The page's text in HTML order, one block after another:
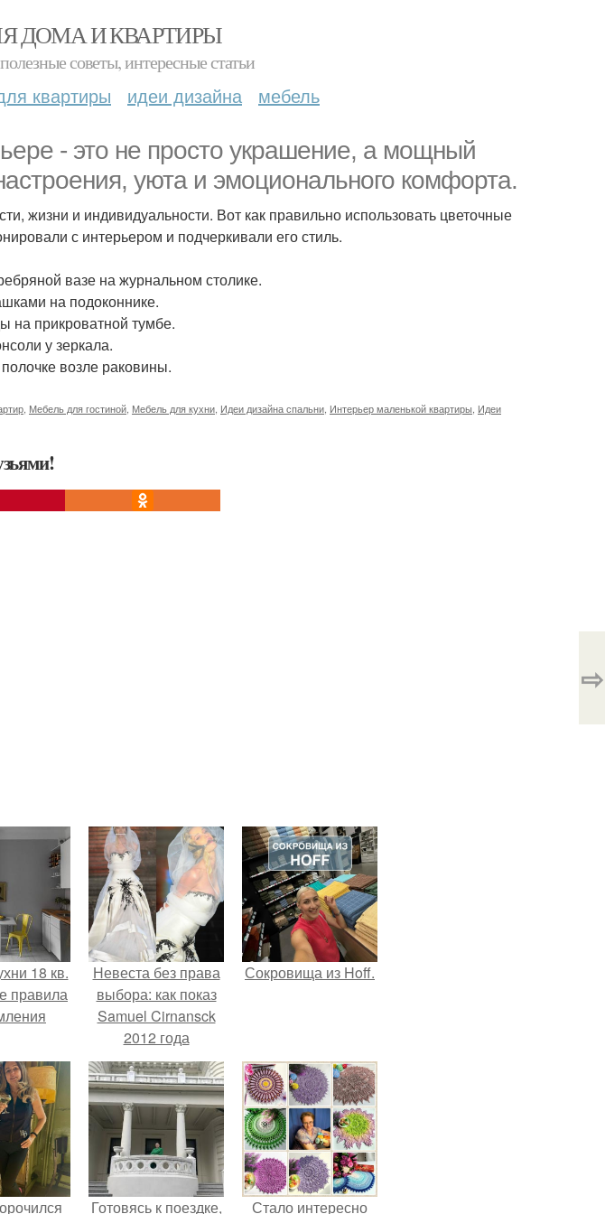
ДОМА И КВАРТИРЫ
советы, интересные статьи
квартиры идеи дизайна мебель
- это не просто украшение, а мощный
уюта и эмоционального комфорта.
жизни и индивидуальности. Вот как правильно использовать цветочные
с интерьером и подчеркивали его стиль.
вазе на журнальном столике.
на подоконнике.
на прикроватной тумбе.
у зеркала.
возле раковины.
Мебель для гостиной Мебель для кухни Идеи дизайна спальни Интерьер маленькой квартиры Идеи
⇨
18 кв.
правила
Невеста без права
выбора: как показ
Samuel Cirnansck
2012 года
превратил подиум
в манифест против
принуждения.
Сокровища из Hoff.
Готовясь к поездке, Стало интересно